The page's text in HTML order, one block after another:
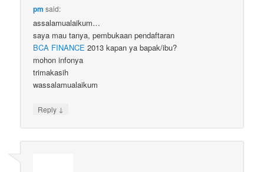
pm said:
assalamualaikum…
saya mau tanya, pembukaan pendaftaran
BCA FINANCE 2013 kapan ya bapak/ibu?
mohon infonya
trimakasih
wassalamualaikum
Reply ↓